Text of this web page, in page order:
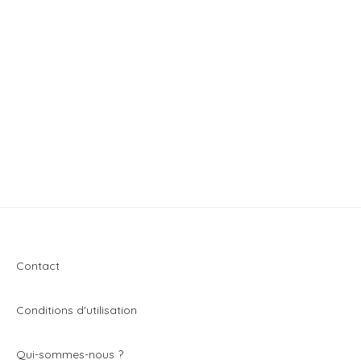
Contact
Conditions d'utilisation
Qui-sommes-nous ?